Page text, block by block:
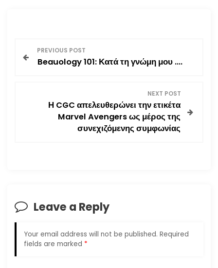
i
g
PREVIOUS POST
Beauology 101: Κατά τη γνώμη μου ….
NEXT POST
Η CGC απελευθερώνει την ετικέτα
Marvel Avengers ως μέρος της
συνεχιζόμενης συμφωνίας
Leave a Reply
Your email address will not be published. Required
fields are marked *